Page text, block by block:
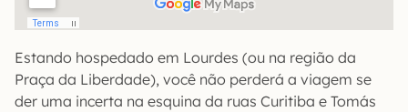
Estando hospedado em Lourdes (ou na região da
Praça da Liberdade), você não perderá a viagem se
der uma incerta na esquina da ruas Curitiba e Tomás